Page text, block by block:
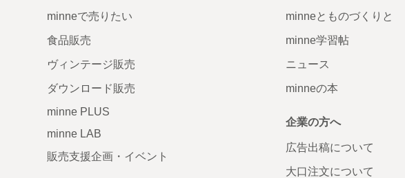
minneで売りたい
食品販売
ヴィンテージ販売
ダウンロード販売
minne PLUS
minne LAB
販売支援企画・イベント
minneとものづくりと
minne学習帖
ニュース
minneの本
企業の方へ
広告出稿について
大口注文について